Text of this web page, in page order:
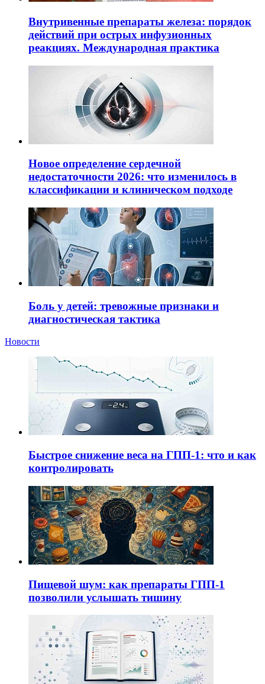
Внутривенные препараты железа: порядок
действий при острых инфузионных
реакциях. Международная практика
Новое определение сердечной
недостаточности 2026: что изменилось в
классификации и клиническом подходе
Боль у детей: тревожные признаки и
диагностическая тактика
Новости
Быстрое снижение веса на ГПП-1: что и как
контролировать
Пищевой шум: как препараты ГПП-1
позволили услышать тишину